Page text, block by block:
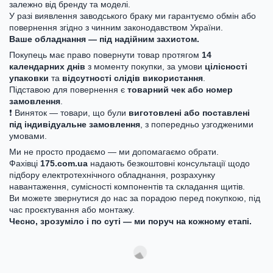
залежно від бренду та моделі.
У разі виявлення заводського браку ми гарантуємо обмін або
повернення згідно з чинним законодавством України.
Ваше обладнання — під надійним захистом.
Покупець має право повернути товар протягом 14
календарних днів з моменту покупки, за умови цілісності
упаковки та відсутності слідів використання
Підставою для повернення є товарний чек або номер
замовлення
❗ Виняток — товари, що були виготовлені або поставлені
під індивідуальне замовлення , з попередньо узгодженими
умовами.
Ми не просто продаємо — ми допомагаємо обрати.
Фахівці 175.com.ua надають безкоштовні консультації щодо
підбору електротехнічного обладнання, розрахунку
навантаження, сумісності компонентів та складання щитів.
Ви можете звернутися до нас за порадою перед покупкою, під
час проєктування або монтажу.
Чесно, зрозуміло і по суті — ми поруч на кожному етапі.